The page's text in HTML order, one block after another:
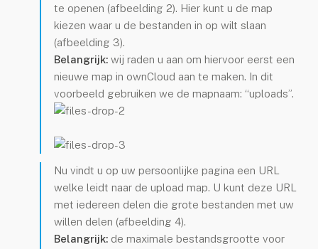
te openen (afbeelding 2). Hier kunt u de map
kiezen waar u de bestanden in op wilt slaan
(afbeelding 3).
Belangrijk: wij raden u aan om hiervoor eerst een
nieuwe map in ownCloud aan te maken. In dit
voorbeeld gebruiken we de mapnaam: “uploads”.
Nu vindt u op uw persoonlijke pagina een URL
welke leidt naar de upload map. U kunt deze URL
met iedereen delen die grote bestanden met uw
willen delen (afbeelding 4).
Belangrijk: de maximale bestandsgrootte voor
Over Netaffairs
Partner worden
Groene hosting